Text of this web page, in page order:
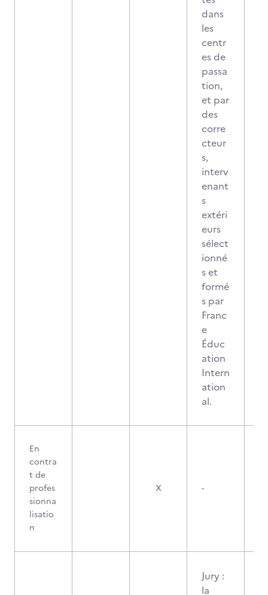
dans
les
centr
es de
passa
tion,
et par
des
corre
cteur
s,
interv
enant
s
extéri
eurs
sélect
ionné
s et
formé
s par
Franc
e
Éduc
ation
Intern
ation
al.
En
contra
t de
profes
sionna
lisatio
n
X -
Jury :
la